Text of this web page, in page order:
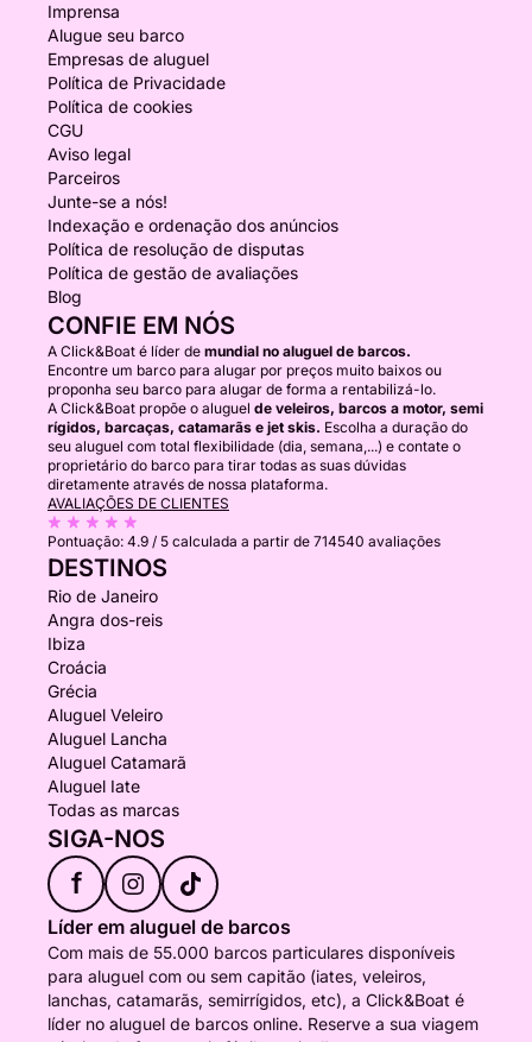
Imprensa
Alugue seu barco
Empresas de aluguel
Política de Privacidade
Política de cookies
CGU
Aviso legal
Parceiros
Junte-se a nós!
Indexação e ordenação dos anúncios
Política de resolução de disputas
Política de gestão de avaliações
Blog
CONFIE EM NÓS
A Click&Boat é líder de mundial no aluguel de barcos.
Encontre um barco para alugar por preços muito baixos ou
proponha seu barco para alugar de forma a rentabilizá-lo.
A Click&Boat propõe o aluguel de veleiros, barcos a motor, semi
rígidos, barcaças, catamarãs e jet skis. Escolha a duração do
seu aluguel com total flexibilidade (dia, semana,...) e contate o
proprietário do barco para tirar todas as suas dúvidas
diretamente através de nossa plataforma.
AVALIAÇÕES DE CLIENTES
Pontuação: 4.9 / 5 calculada a partir de 714540 avaliações
DESTINOS
Rio de Janeiro
Angra dos-reis
Ibiza
Croácia
Grécia
Aluguel Veleiro
Aluguel Lancha
Aluguel Catamarã
Aluguel Iate
Todas as marcas
SIGA-NOS
f
Líder em aluguel de barcos
Com mais de 55.000 barcos particulares disponíveis
para aluguel com ou sem capitão (iates, veleiros,
lanchas, catamarãs, semirrígidos, etc), a Click&Boat é
líder no aluguel de barcos online. Reserve a sua viagem